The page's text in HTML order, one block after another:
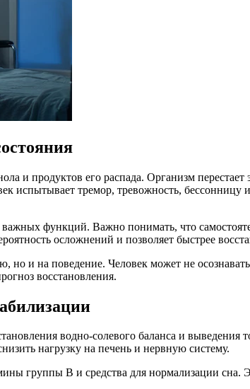
и продуктов его распада. Организм
тремор, тревожность, бессонницу
функций. Важно понимать, что
осложнений и позволяет быстрее
и на поведение. Человек может не
восстановления.
водно-солевого баланса и
нагрузку на печень и нервную систему.
группы B и средства для нормализации сна.